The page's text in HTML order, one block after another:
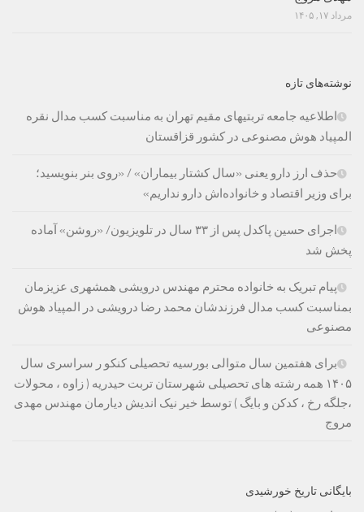
مرداد ۱۷, ۱۴۰۵
نوشته‌های تازه
اطلاعیه جامعه تربتیهای مقیم تهران به مناسبت کسب مدال نقره
المپیاد هوش مصنوعی در کشور قزاقستان
حذف ارز دارو یعنی «سال کشتار بیماران» / «روی بنر بنویسید؛
برای وزیر اقتصاد و خانواده‌اش دارو نداریم»
اجرای حسین پاکدل پس از ۳۳ سال در تلویزیون/ «روشن» آماده
پخش شد
پیام تبریک به خانواده محترم مهندس درویشی همشهری عزیزمان
بمناسبت کسب مدال فرزندشان محمد رضا درویشی در المپیاد هوش
مصنوعی
برای هفتمین سال متوالی بورسیه تحصیلی کنکو ر سراسری سال
۱۴۰۵ همه رشته های تحصیلی شهرستان تربت حیدریه ( زاوه ، محولات
،جلگه رخ ، کدکن و بایگ ) توسط خیر نیک اندیش دیارمان مهندس مهدی
مروج
بایگانی تاریخ خورشیدی